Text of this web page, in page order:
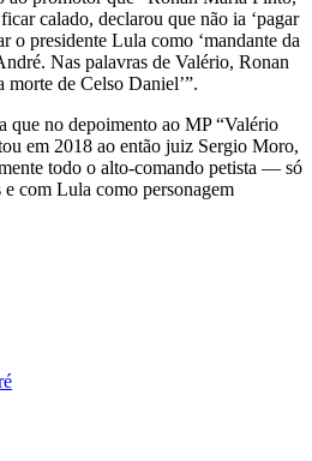
calado, declarou que não ia ‘pagar
o presidente Lula como ‘mandante da
Nas palavras de Valério, Ronan
morte de Celso Daniel’”.
que no depoimento ao MP “Valério
em 2018 ao então juiz Sergio Moro,
todo o alto-comando petista — só
e com Lula como personagem